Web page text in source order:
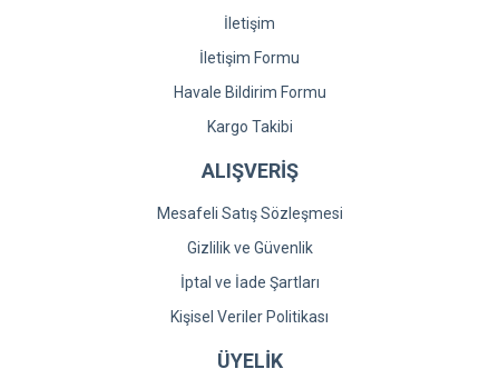
İletişim
İletişim Formu
Havale Bildirim Formu
Kargo Takibi
ALIŞVERİŞ
Mesafeli Satış Sözleşmesi
Gizlilik ve Güvenlik
İptal ve İade Şartları
Kişisel Veriler Politikası
ÜYELİK